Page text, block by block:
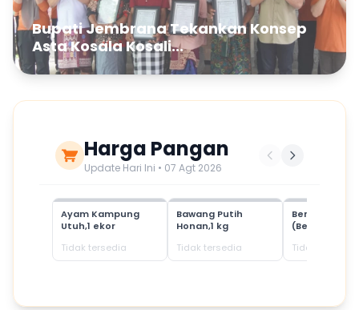
Bupati Jembrana Tekankan Konsep
Asta Kosala Kosali...
Harga Pangan
Update Hari Ini • 07 Agt 2026
Ayam Kampung
Utuh,1 ekor
Tidak tersedia
Bawang Putih
Honan,1 kg
Tidak tersedia
Beras
(Beras SPHP)
Tidak tersedia